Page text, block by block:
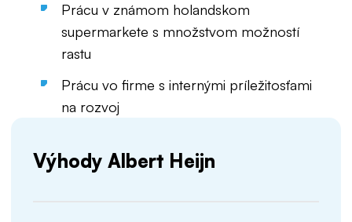
Prácu v známom holandskom
supermarkete s množstvom možností
rastu
Prácu vo firme s internými príležitosťami
na rozvoj
Výhody Albert Heijn